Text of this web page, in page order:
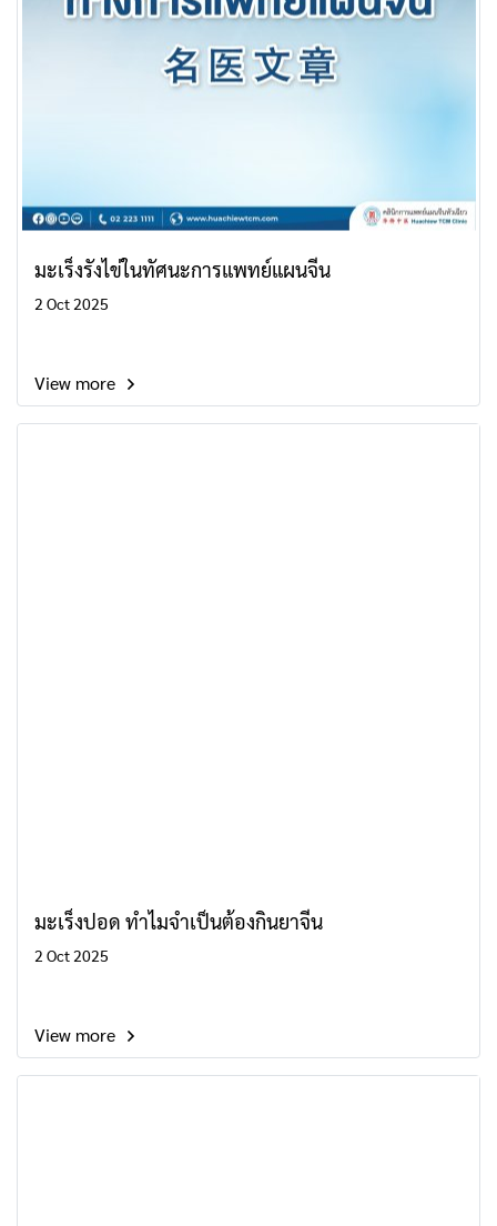
มะเร็งรังไข่ในทัศนะการแพทย์แผนจีน
2 Oct 2025
View more
มะเร็งปอด ทำไมจำเป็นต้องกินยาจีน
2 Oct 2025
View more